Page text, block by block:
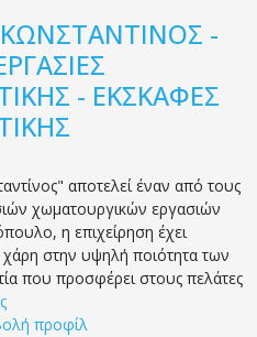
-
- ΕΚΣΚΑΦΕΣ
αποτελεί έναν από τους
χωματουργικών εργασιών
η επιχείρηση έχει
στην υψηλή ποιότητα των
που προσφέρει στους πελάτες
προφίλ